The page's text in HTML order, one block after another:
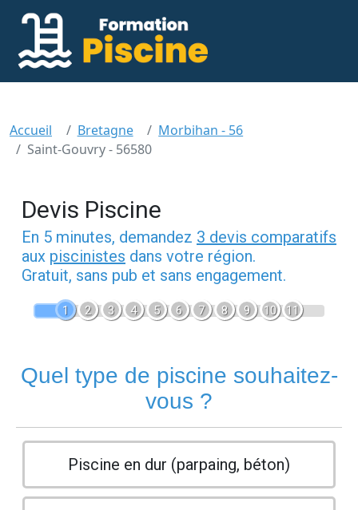
Accueil Bretagne
Morbihan - 56
Saint-Gouvry - 56580
Devis Piscine
En 5 minutes, demandez 3 devis comparatifs
aux piscinistes dans votre région.
Gratuit, sans pub et sans engagement.
1 2 3 4 5 6 7 8 9 10 11
Quel type de piscine souhaitez-
vous ?
Piscine en dur (parpaing, béton)